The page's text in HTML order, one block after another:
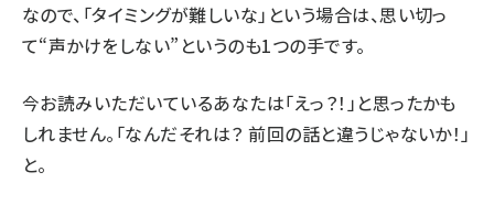
なので、「タイミングが難しいな」という場合は、思い切っ
て“声かけをしない”というのも1つの手です。
今お読みいただいているあなたは「えっ？！」と思ったかも
しれません。「なんだそれは？ 前回の話と違うじゃないか！」
と。